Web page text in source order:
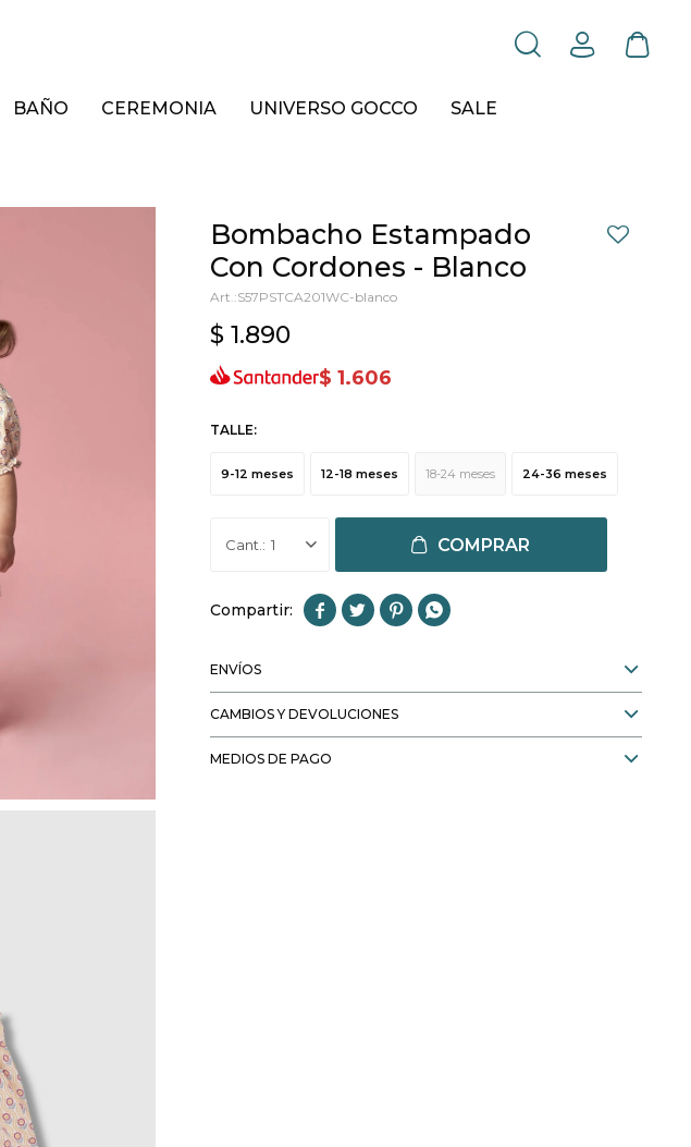
BAÑO CEREMONIA UNIVERSO GOCCO SALE
Bombacho Estampado
Con Cordones - Blanco
S57PSTCA201WC-blanco
$ 1.890
$ 1.606
TALLE:
9-12 meses 12-18 meses 18-24 meses 24-36 meses
1 COMPRAR
   
ENVÍOS
CAMBIOS Y DEVOLUCIONES
MEDIOS DE PAGO